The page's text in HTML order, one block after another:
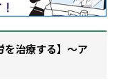
治療する】〜ア